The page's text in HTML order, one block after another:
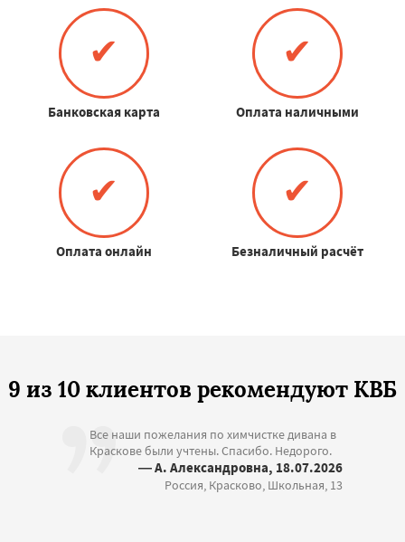
✔
Банковская карта
✔
Оплата наличными
✔
Оплата онлайн
✔
Безналичный расчёт
9 из 10 клиентов рекомендуют КВБ
Все наши пожелания по химчистке дивана в
Краскове были учтены. Спасибо. Недорого.
— А. Александровна, 18.07.2026
Россия, Красково, Школьная, 13